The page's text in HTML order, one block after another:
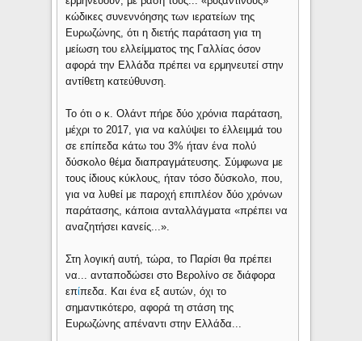
κώδικες συνεννόησης των ιερατείων της
Ευρωζώνης, ότι η διετής παράταση για τη
μείωση του ελλείμματος της Γαλλίας όσον
αφορά την Ελλάδα πρέπει να ερμηνευτεί στην
αντίθετη κατεύθυνση.
Το ότι ο κ. Ολάντ πήρε δύο χρόνια παράταση,
μέχρι το 2017, για να καλύψει το έλλειμμά του
σε επίπεδα κάτω του 3% ήταν ένα πολύ
δύσκολο θέμα διαπραγμάτευσης. Σύμφωνα με
τους ίδιους κύκλους, ήταν τόσο δύσκολο, που,
για να λυθεί με παροχή επιπλέον δύο χρόνων
παράτασης, κάποια ανταλλάγματα «πρέπει να
αναζητήσει κανείς...».
Στη λογική αυτή, τώρα, το Παρίσι θα πρέπει
να... ανταποδώσει στο Βερολίνο σε διάφορα
επίπεδα. Και ένα εξ αυτών, όχι το
σημαντικότερο, αφορά τη στάση της
Ευρωζώνης απέναντι στην Ελλάδα...